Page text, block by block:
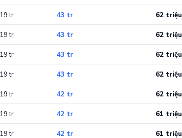
19 tr 43 tr 62 triệu
19 tr 43 tr 62 triệu
19 tr 43 tr 62 triệu
19 tr 43 tr 62 triệu
19 tr 42 tr 62 triệu
19 tr 42 tr 61 triệu
19 tr 42 tr 61 triệu